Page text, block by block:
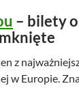
– bilety
z
w Europie.